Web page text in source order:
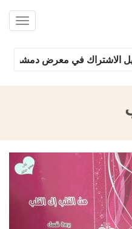
الاشتراك في معرض دمشق